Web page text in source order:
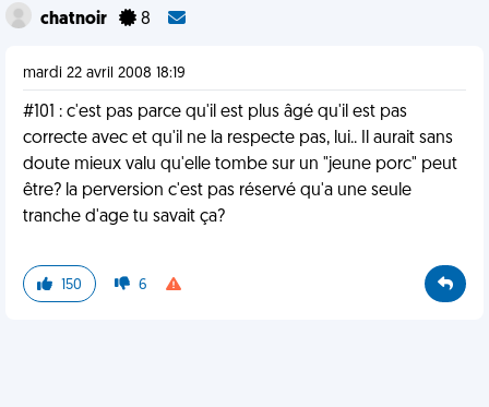
chatnoir 8
mardi 22 avril 2008 18:19
#101 : c'est pas parce qu'il est plus âgé qu'il est pas
correcte avec et qu'il ne la respecte pas, lui.. Il aurait sans
doute mieux valu qu'elle tombe sur un "jeune porc" peut
être? la perversion c'est pas réservé qu'a une seule
tranche d'age tu savait ça?
150 6